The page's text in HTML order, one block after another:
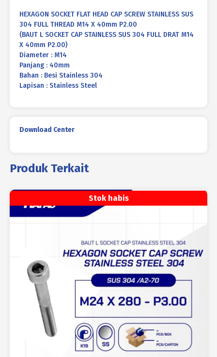
HEXAGON SOCKET FLAT HEAD CAP SCREW STAINLESS SUS
304 FULL THREAD M14 X 40mm P2.00
(BAUT L SOCKET CAP STAINLESS SUS 304 FULL DRAT M14
X 40mm P2.00)
Diameter : M14
Panjang : 40mm
Bahan : Besi Stainless 304
Lapisan : Stainless Steel
Download Center
Produk Terkait
Stok habis